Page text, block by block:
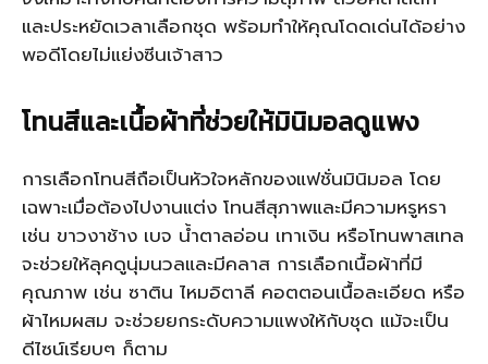
และประหยัดเวลาเลือกชุด พร้อมทำให้คุณโดดเด่นได้อย่าง
พอดีโดยไม่แย่งซีนเจ้าสาว
โทนสีและเนื้อผ้าที่ช่วยให้มินิมอลดูแพง
การเลือกโทนสีถือเป็นหัวใจหลักของแฟชั่นมินิมอล โดย
เฉพาะเมื่อต้องไปงานแต่ง โทนสีสุภาพและมีความหรูหรา
เช่น ขาวงาช้าง เบจ น้ำตาลอ่อน เทาเงิน หรือโทนพาสเทล
จะช่วยให้ลุคดูนุ่มนวลและมีคลาส การเลือกเนื้อผ้าที่มี
คุณภาพ เช่น ซาติน ไหมอิตาลี คอตตอนเนื้อละเอียด หรือ
ผ้าไหมผสม จะช่วยยกระดับความแพงให้กับชุด แม้จะเป็น
ดีไซน์เรียบๆ ก็ตาม